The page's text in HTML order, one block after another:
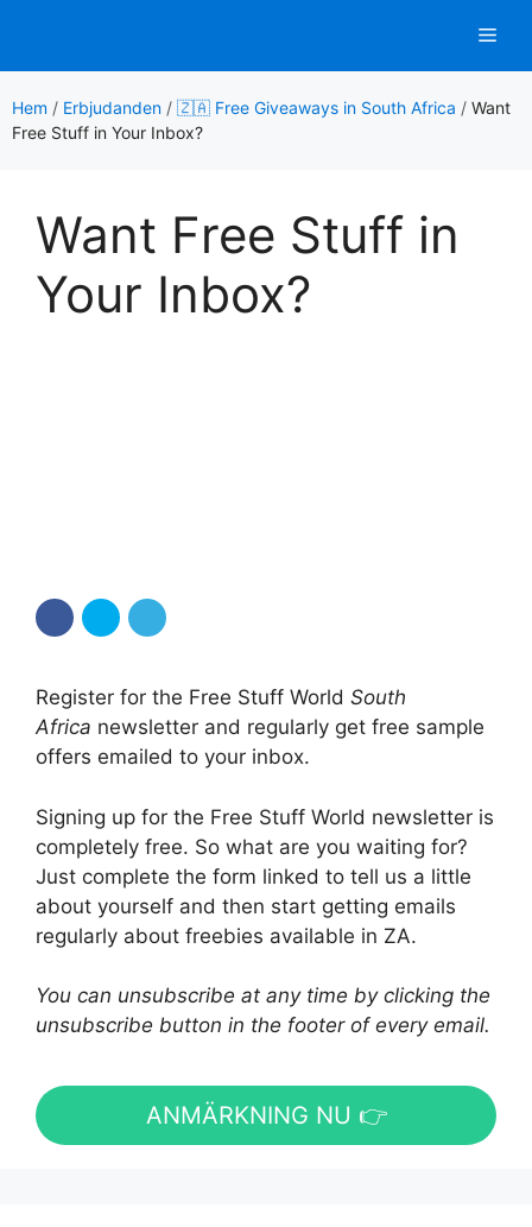
innehåll
Hem / Erbjudanden / 🇿🇦 Free Giveaways in South Africa / Want
Free Stuff in Your Inbox?
Want Free Stuff in
Your Inbox?
Register for the Free Stuff World South
Africa newsletter and regularly get free sample
offers emailed to your inbox.
Signing up for the Free Stuff World newsletter is
completely free. So what are you waiting for?
Just complete the form linked to tell us a little
about yourself and then start getting emails
regularly about freebies available in ZA.
You can unsubscribe at any time by clicking the
unsubscribe button in the footer of every email.
ANMÄRKNING NU 👉